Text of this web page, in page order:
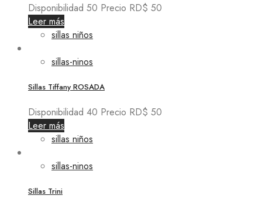
Disponibilidad 50 Precio RD$ 50
Leer más
sillas niños
sillas-ninos
Sillas Tiffany ROSADA
Disponibilidad 40 Precio RD$ 50
Leer más
sillas niños
sillas-ninos
Sillas Trini